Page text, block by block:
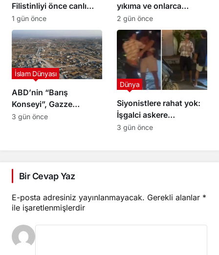
Filistinliyi önce canlı
kalkan olarak kullandı,
sonra infaz etti
1 gün önce
yıkıma ve onlarca
kişinin gözaltına alındığı
bir baskının ardından
Kalendiya’dan çekildi
2 gün önce
ABD’nin “Barış
Konseyi”, Gazze
Şeridi’nin güneyinde ilk
İslam Dünyası
3 gün önce
Siyonistlere rahat yok:
İşgalci askere
Filipinler’de saldırı
Dünya
3 gün önce
Bir Cevap Yaz
E-posta adresiniz yayınlanmayacak. Gerekli alanlar *
ile işaretlenmişlerdir